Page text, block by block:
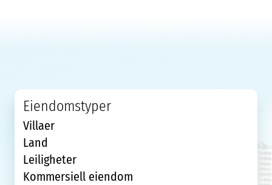
Eiendomstyper
Villaer
Land
Leiligheter
Kommersiell eiendom